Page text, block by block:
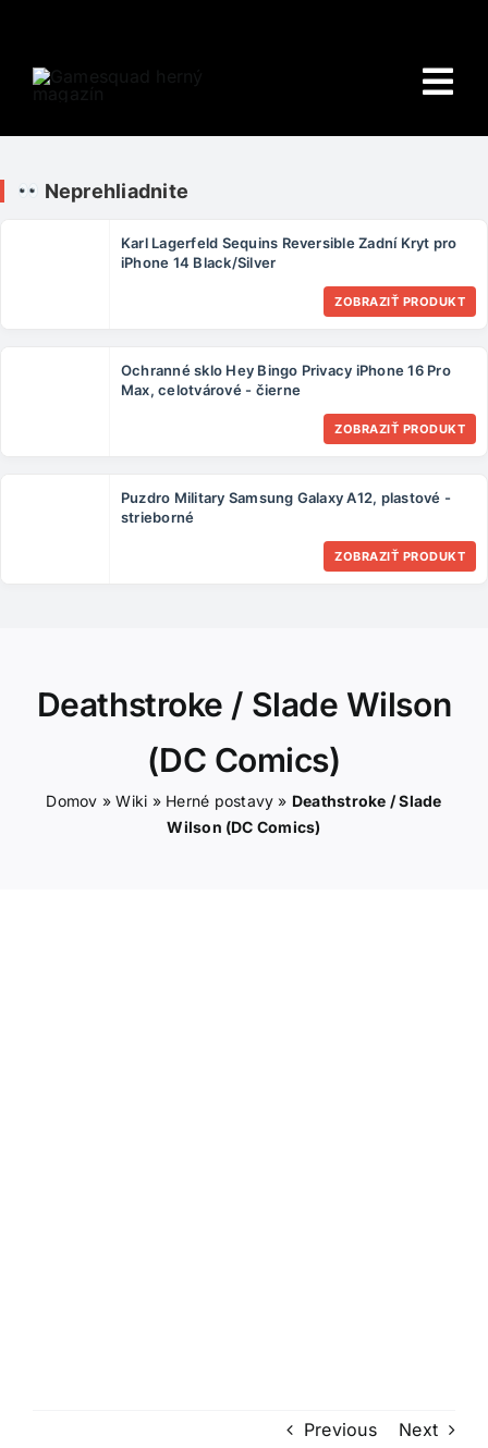
content
PORADŇA
O NÁS
ČLÁNKY
KONTAKT
Neprehliadnite
Karl Lagerfeld Sequins Reversible Zadní Kryt pro
iPhone 14 Black/Silver
ZOBRAZIŤ PRODUKT
Ochranné sklo Hey Bingo Privacy iPhone 16 Pro
Max, celotvárové - čierne
ZOBRAZIŤ PRODUKT
Puzdro Military Samsung Galaxy A12, plastové -
strieborné
ZOBRAZIŤ PRODUKT
Deathstroke / Slade Wilson
(DC Comics)
Domov »Wiki » Herné postavy » Deathstroke / Slade
Wilson (DC Comics)
Previous Next